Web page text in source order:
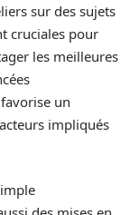
sur des sujets
cruciales pour
les meilleures
un
impliqués